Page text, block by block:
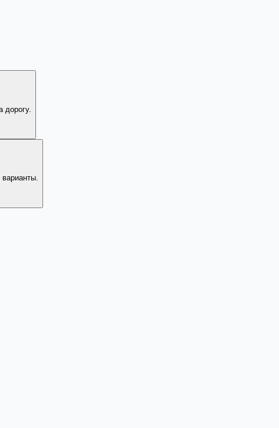
дорогу.